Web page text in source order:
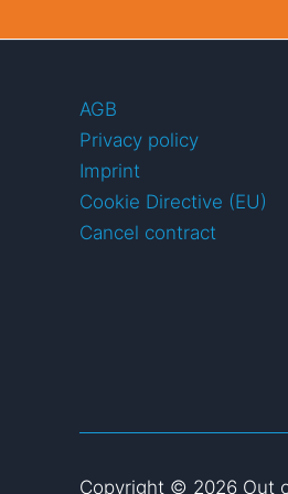
AGB
Privacy policy
Imprint
Cookie Directive (EU)
Cancel contract
Copyright © 2026 Out